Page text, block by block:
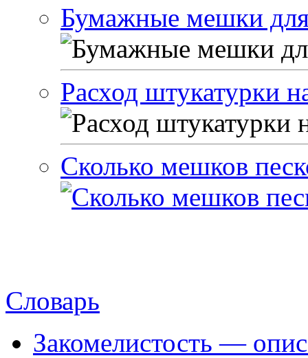
Бумажные мешки
Расход штукатурки
Сколько мешков
Словарь
Закомелистость —